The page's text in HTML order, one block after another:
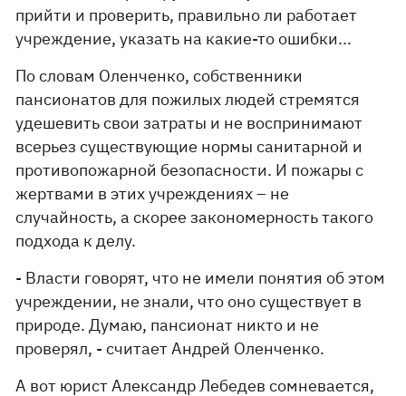
прийти и проверить, правильно ли работает
учреждение, указать на какие-то ошибки...
По словам Оленченко, собственники
пансионатов для пожилых людей стремятся
удешевить свои затраты и не воспринимают
всерьез существующие нормы санитарной и
противопожарной безопасности. И пожары с
жертвами в этих учреждениях – не
случайность, а скорее закономерность такого
подхода к делу.
- Власти говорят, что не имели понятия об этом
учреждении, не знали, что оно существует в
природе. Думаю, пансионат никто и не
проверял, - считает Андрей Оленченко.
А вот юрист Александр Лебедев сомневается,